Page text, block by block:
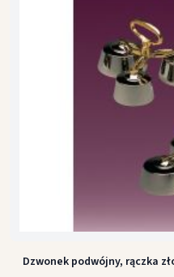
Dzwonek podwójny, rączka